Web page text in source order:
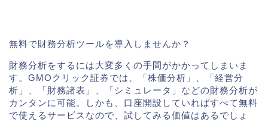
無料で財務分析ツールを導入しませんか？
財務分析をするには大変多くの手間がかかってしまいま
す。GMOクリック証券では、「株価分析」、「経営分
析」、「財務諸表」、「シミュレータ」などの財務分析が
カンタンに可能。しかも、口座開設していればすべて無料
で使えるサービスなので、試してみる価値はあるでしょ